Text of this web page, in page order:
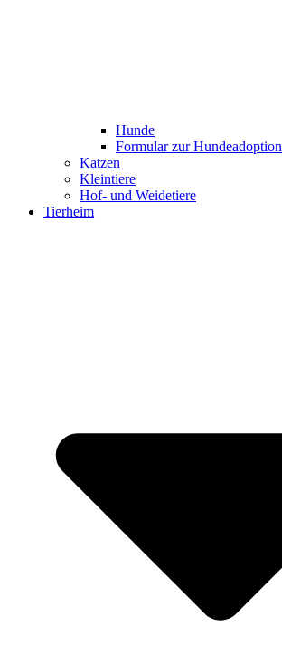
Hunde
Formular zur Hundeadoption
Katzen
Kleintiere
Hof- und Weidetiere
Tierheim